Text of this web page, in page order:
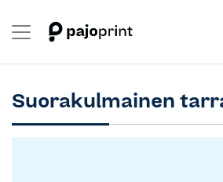
Suorakulmainen